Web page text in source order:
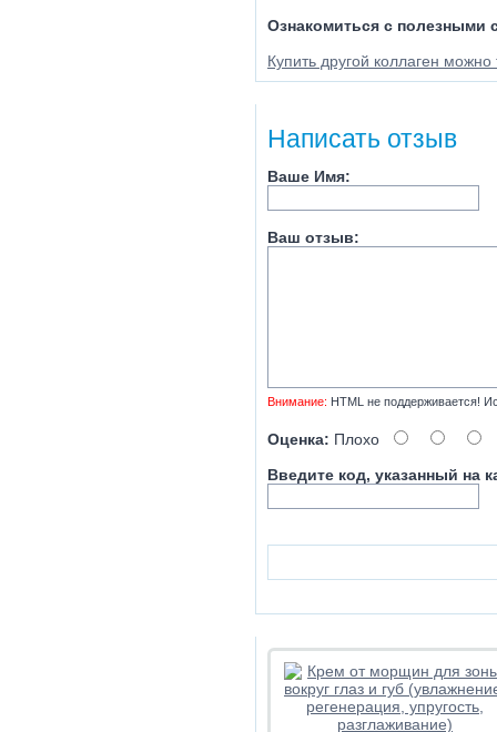
Ознакомиться с полезными
Купить другой коллаген можно
Написать отзыв
Ваше Имя:
Ваш отзыв:
Внимание: HTML не поддерживается!
Оценка: Плохо
Введите код, указанный на